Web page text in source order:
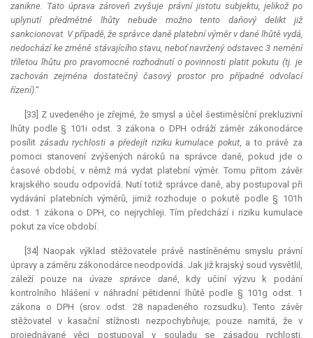
zanikne. Tato úprava zároveň zvyšuje právní jistotu subjektu, jelikož po
uplynutí předmětné lhůty nebude možno tento daňový delikt již
sankcionovat. V případě, že správce daně platební výměr v dané lhůtě vydá,
nedochází ke změně stávajícího stavu, neboť navržený odstavec 3 nemění
tříletou lhůtu pro pravomocné rozhodnutí o povinnosti platit pokutu (tj. je
zachován zejména dostatečný časový prostor pro případné odvolací
řízení).“
[33] Z uvedeného je zřejmé, že smysl a účel šestiměsíční prekluzivní
lhůty podle § 101i odst. 3 zákona o DPH odráží záměr zákonodárce
posílit zásadu rychlosti a předejít riziku kumulace pokut, a to právě za
pomoci stanovení zvýšených nároků na správce daně, pokud jde o
časové období, v němž má vydat platební výměr. Tomu přitom závěr
krajského soudu odpovídá. Nutí totiž správce daně, aby postupoval při
vydávání platebních výměrů, jimiž rozhoduje o pokutě podle § 101h
odst. 1 zákona o DPH, co nejrychleji. Tím předchází i riziku kumulace
pokut za více období.
[34] Naopak výklad stěžovatele právě nastíněnému smyslu právní
úpravy a záměru zákonodárce neodpovídá. Jak již krajský soud vysvětlil,
záleží pouze naúvaze správce daně, kdy učiní výzvu k podání
kontrolního hlášení v náhradní pětidenní lhůtě podle § 101g odst. 1
zákona o DPH (srov. odst. 28 napadeného rozsudku). Tento závěr
stěžovatel v kasační stížnosti nezpochybňuje; pouze namítá, že v
projednávané věci postupoval v souladu se zásadou rychlosti.